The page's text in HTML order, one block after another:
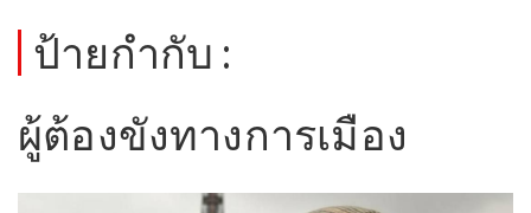
ป้ายกำกับ :
ผู้ต้องขังทางการเมือง